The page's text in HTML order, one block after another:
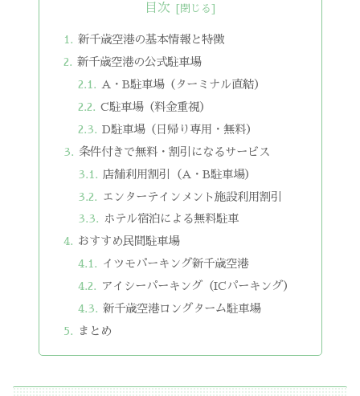
目次
新千歳空港の基本情報と特徴
新千歳空港の公式駐車場
A・B駐車場（ターミナル直結）
C駐車場（料金重視）
D駐車場（日帰り専用・無料）
条件付きで無料・割引になるサービス
店舗利用割引（A・B駐車場）
エンターテインメント施設利用割引
ホテル宿泊による無料駐車
おすすめ民間駐車場
イツモパーキング新千歳空港
アイシーパーキング（ICパーキング）
新千歳空港ロングターム駐車場
まとめ